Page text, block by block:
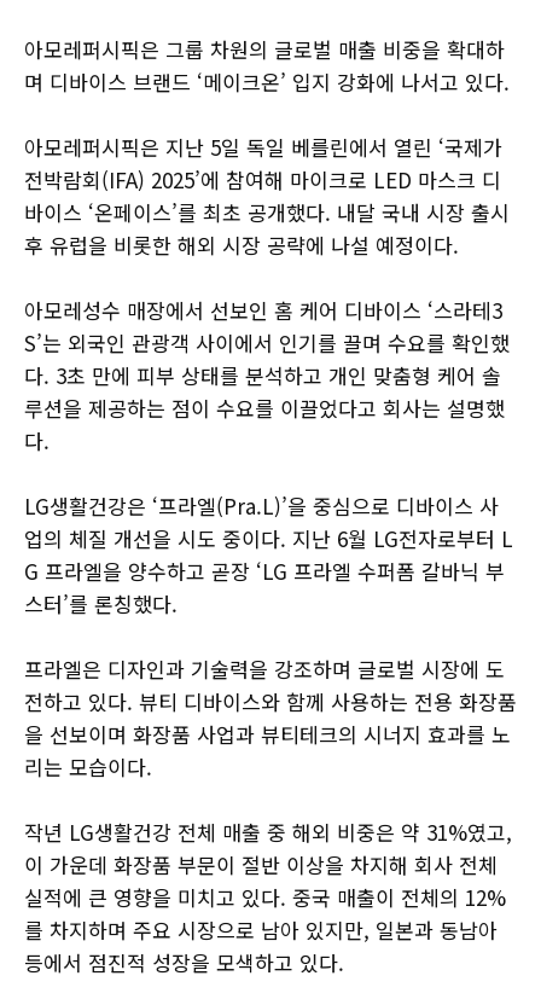
아모레퍼시픽은 그룹 차원의 글로벌 매출 비중을 확대하
며 디바이스 브랜드 ‘메이크온’ 입지 강화에 나서고 있다.
아모레퍼시픽은 지난 5일 독일 베를린에서 열린 ‘국제가
전박람회(IFA) 2025’에 참여해 마이크로 LED 마스크 디
바이스 ‘온페이스’를 최초 공개했다. 내달 국내 시장 출시
후 유럽을 비롯한 해외 시장 공략에 나설 예정이다.
아모레성수 매장에서 선보인 홈 케어 디바이스 ‘스라테3
S’는 외국인 관광객 사이에서 인기를 끌며 수요를 확인했
다. 3초 만에 피부 상태를 분석하고 개인 맞춤형 케어 솔
루션을 제공하는 점이 수요를 이끌었다고 회사는 설명했
다.
LG생활건강은 ‘프라엘(Pra.L)’을 중심으로 디바이스 사
업의 체질 개선을 시도 중이다. 지난 6월 LG전자로부터 L
G 프라엘을 양수하고 곧장 ‘LG 프라엘 수퍼폼 갈바닉 부
스터’를 론칭했다.
프라엘은 디자인과 기술력을 강조하며 글로벌 시장에 도
전하고 있다. 뷰티 디바이스와 함께 사용하는 전용 화장품
을 선보이며 화장품 사업과 뷰티테크의 시너지 효과를 노
리는 모습이다.
작년 LG생활건강 전체 매출 중 해외 비중은 약 31%였고,
이 가운데 화장품 부문이 절반 이상을 차지해 회사 전체
실적에 큰 영향을 미치고 있다. 중국 매출이 전체의 12%
를 차지하며 주요 시장으로 남아 있지만, 일본과 동남아
등에서 점진적 성장을 모색하고 있다.